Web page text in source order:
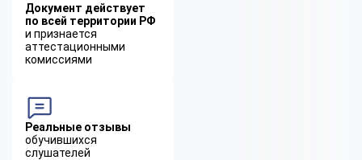
Документ действует
по всей территории РФ
и признается
аттестационными
комиссиями
Реальные отзывы
обучившихся
слушателей